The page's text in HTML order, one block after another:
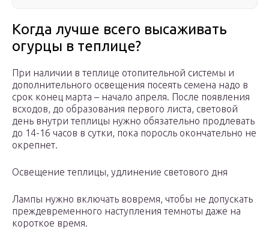
Когда лучше всего высаживать
огурцы в теплице?
При наличии в теплице отопительной системы и
дополнительного освещения посеять семена надо в
срок конец марта – начало апреля. После появления
всходов, до образования первого листа, световой
день внутри теплицы нужно обязательно продлевать
до 14-16 часов в сутки, пока поросль окончательно не
окрепнет.
Освещение теплицы, удлинение светового дня
Лампы нужно включать вовремя, чтобы не допускать
преждевременного наступления темноты даже на
короткое время.